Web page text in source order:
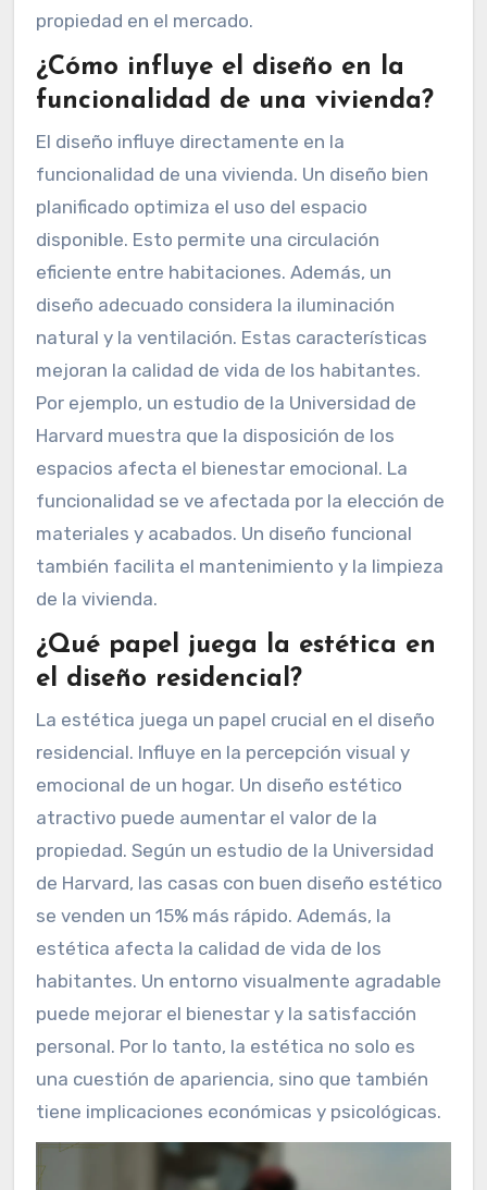
propiedad en el mercado.
¿Cómo influye el diseño en la
funcionalidad de una vivienda?
El diseño influye directamente en la
funcionalidad de una vivienda. Un diseño bien
planificado optimiza el uso del espacio
disponible. Esto permite una circulación
eficiente entre habitaciones. Además, un
diseño adecuado considera la iluminación
natural y la ventilación. Estas características
mejoran la calidad de vida de los habitantes.
Por ejemplo, un estudio de la Universidad de
Harvard muestra que la disposición de los
espacios afecta el bienestar emocional. La
funcionalidad se ve afectada por la elección de
materiales y acabados. Un diseño funcional
también facilita el mantenimiento y la limpieza
de la vivienda.
¿Qué papel juega la estética en
el diseño residencial?
La estética juega un papel crucial en el diseño
residencial. Influye en la percepción visual y
emocional de un hogar. Un diseño estético
atractivo puede aumentar el valor de la
propiedad. Según un estudio de la Universidad
de Harvard, las casas con buen diseño estético
se venden un 15% más rápido. Además, la
estética afecta la calidad de vida de los
habitantes. Un entorno visualmente agradable
puede mejorar el bienestar y la satisfacción
personal. Por lo tanto, la estética no solo es
una cuestión de apariencia, sino que también
tiene implicaciones económicas y psicológicas.